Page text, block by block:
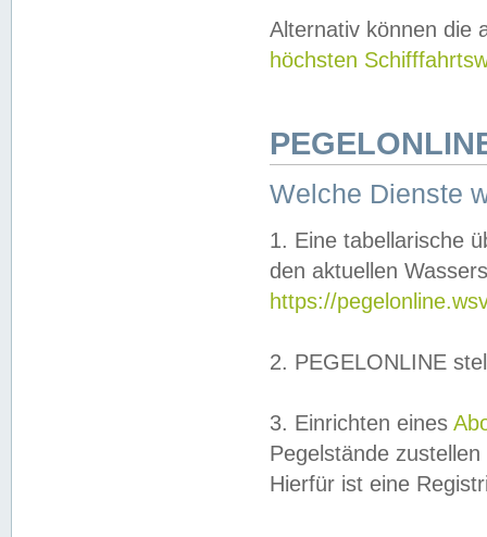
Alternativ können die
höchsten
Welche Dienste
1. Eine tabellarische
den aktuellen
https://
2. PEGELONLINE
3. Einrichten eines
Pegelstände
Hierfür ist eine